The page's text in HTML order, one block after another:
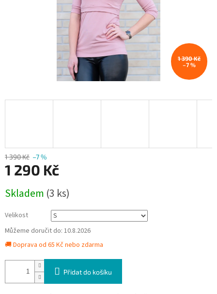
1 390 Kč
–7 %
1 390 Kč –7 %
1 290 Kč
cena:
Skladem (3 ks)
Velikost
Můžeme doručit do: 10.8.2026
🚚 Doprava od 65 Kč nebo zdarma
Přidat do košíku